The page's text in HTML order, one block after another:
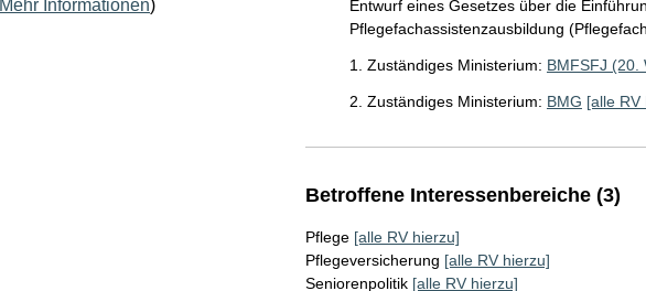
Mehr Informationen)
Entwurf eines Gesetzes über die
Pflegefachassistenzausbildung
1. Zuständiges Ministerium: BMFSFJ (20.
2. Zuständiges Ministerium: BMG [alle RV
Betroffene Interessenbereiche (3)
Pflege [alle RV hierzu]
Pflegeversicherung [alle RV hierzu]
Seniorenpolitik [alle RV hierzu]